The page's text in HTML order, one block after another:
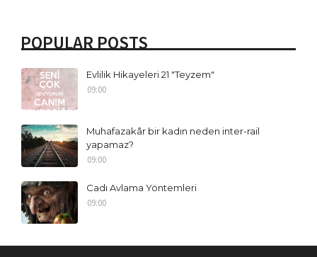
POPULAR POSTS
Evlilik Hikayeleri 21 "Teyzem"
09:00
Muhafazakâr bir kadın neden inter-rail
yapamaz?
09:00
Cadı Avlama Yöntemleri
09:00